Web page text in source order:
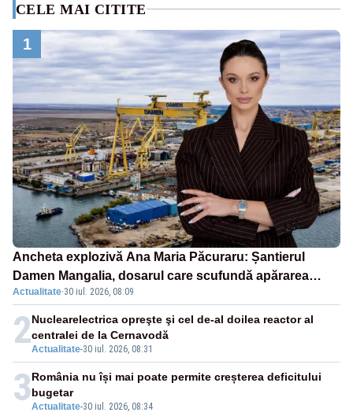
CELE MAI CITITE
1
Ancheta explozivă Ana Maria Păcuraru: Șantierul
Damen Mangalia, dosarul care scufundă apărarea
României
Actualitate·30 iul. 2026, 08:09
2Actualitate-30 iul. 2026, 08:31
Nuclearelectrica opreşte şi cel de-al doilea reactor al
centralei de la Cernavodă
3Actualitate-30 iul. 2026, 08:34
România nu își mai poate permite creșterea deficitului
bugetar